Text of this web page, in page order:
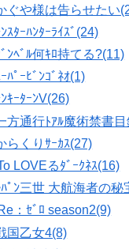
ぐや様は告らせたい
ﾝｽﾀｰﾊﾝﾀｰﾗｲｽﾞ(24)
ﾞﾝﾍﾞﾙ何ｷﾛ持てる?(11)
ｰﾊﾟｰﾋﾞﾝｺﾞﾈｵ(1)
ｷｰﾀｰﾝV(26)
方通行ﾄｱﾙ魔術禁書
らくりｻｰｶｽ(27)
LOVEるﾀﾞｰｸﾈｽ(16)
ﾊﾟﾝ三世 大航海者の秘
：ｾﾞﾛ season2(9)
国乙女4(8)